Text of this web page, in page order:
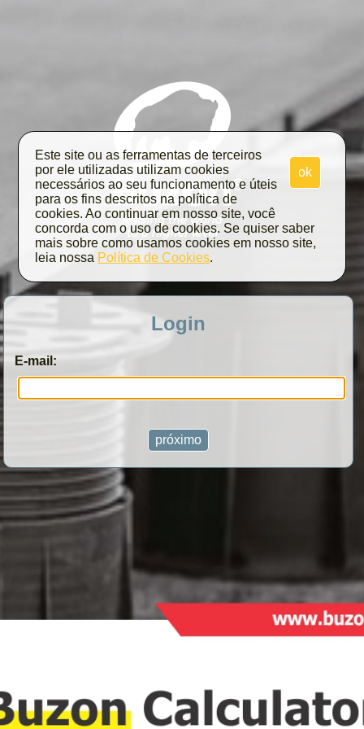
Login
E-mail:
ok
Este site ou as ferramentas de terceiros
por ele utilizadas utilizam cookies
necessários ao seu funcionamento e úteis
para os fins descritos na política de
cookies. Ao continuar em nosso site, você
concorda com o uso de cookies. Se quiser saber
mais sobre como usamos cookies em nosso site,
leia nossa Política de Cookies.